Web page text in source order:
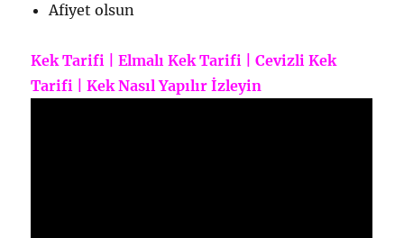
Afiyet olsun
Kek Tarifi | Elmalı Kek Tarifi | Cevizli Kek
Tarifi | Kek Nasıl Yapılır İzleyin